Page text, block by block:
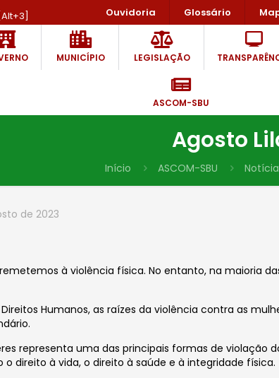
Ouvidoria Glossário
MUNICÍPIO LEGISLAÇÃO
ASCOM-SBU
Agosto
Início ASCOM-SBU
de 2023
à violência física. No entanto, na maioria
Humanos, as raízes da violência contra as
representa uma dasprincipais formas de violação
direito à vida, o direito à saúde e à integridade física.